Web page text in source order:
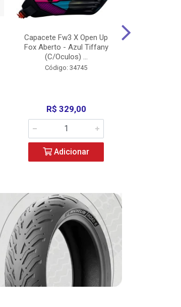
Capacete Fw3 X Open Up
Fox Aberto - Azul Tiffany
(C/Oculos) ...
Código: 34745
R$ 329,00
Adicionar